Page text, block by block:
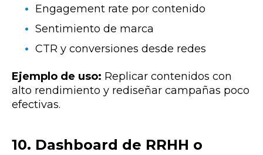
Engagement rate por contenido
Sentimiento de marca
CTR y conversiones desde redes
Ejemplo de uso: Replicar contenidos con
alto rendimiento y rediseñar campañas poco
efectivas.
10. Dashboard de RRHH o